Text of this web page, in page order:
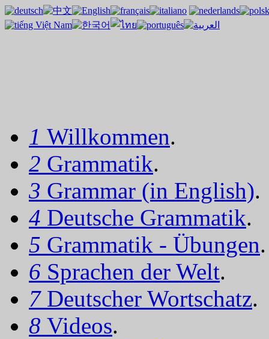
1 Willkommen.
2 Grammatik.
3 Grammar (in English).
4 Deutsche Grammatik.
5 Grammatik - Übungen.
6 Sprachen der Welt.
7 Deutscher Wortschatz.
8 Videos.